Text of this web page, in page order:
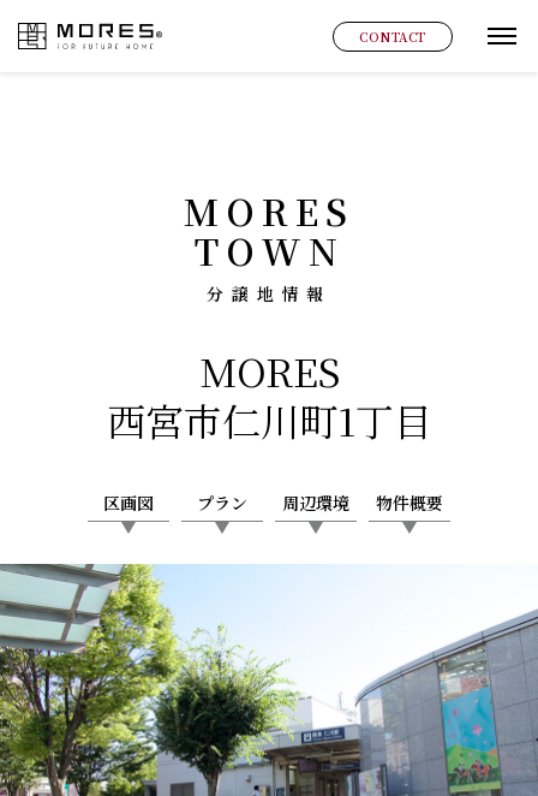
MORES CONTACT グ
MORES
TOWN
分譲地情報
MORES
西宮市仁川町1丁目
区画図 プラン 周辺環境 物件概要